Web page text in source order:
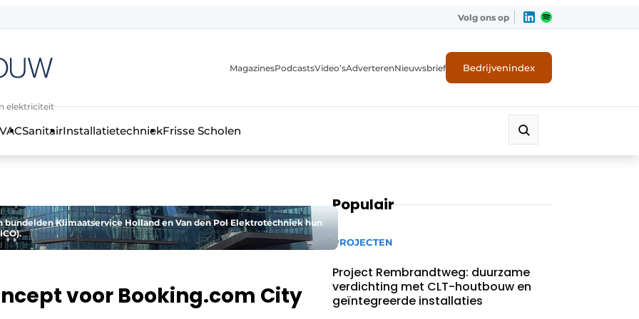
Volg ons op
elektriciteit
MagazinesPodcastsVideo’sAdverterenNieuwsbrief Bedrijvenindex
SanitairInstallatietechniekFrisse Scholen
Klimaatservice Holland en Van den Pol Elektrotechniek hun
voor Booking.com City
Populair
PROJECTEN
Project Rembrandtweg: duurzame
verdichting met CLT-houtbouw en
geïntegreerde installaties